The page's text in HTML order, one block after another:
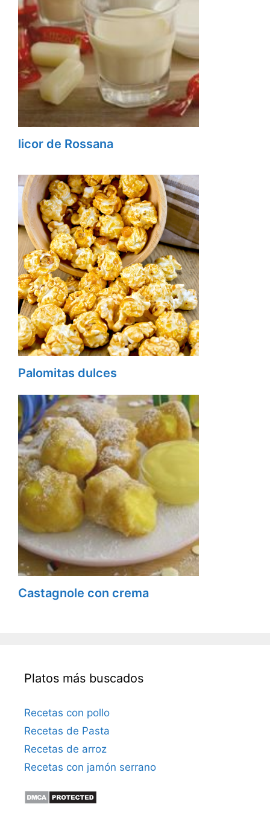
licor de Rossana
Palomitas dulces
Castagnole con crema
Platos más buscados
Recetas con pollo
Recetas de Pasta
Recetas de arroz
Recetas con jamón serrano